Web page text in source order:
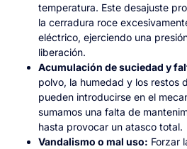
temperatura. Este desajuste
la cerradura roce
eléctrico, ejerciendo una
liberación.
Acumulación de suciedad y
polvo, la humedad y los restos
pueden introducirse en el
sumamos una falta de
hasta provocar un atasco total.
Vandalismo o mal uso: Forzar